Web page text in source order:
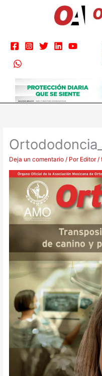
Deja un comentario / Por Editor/